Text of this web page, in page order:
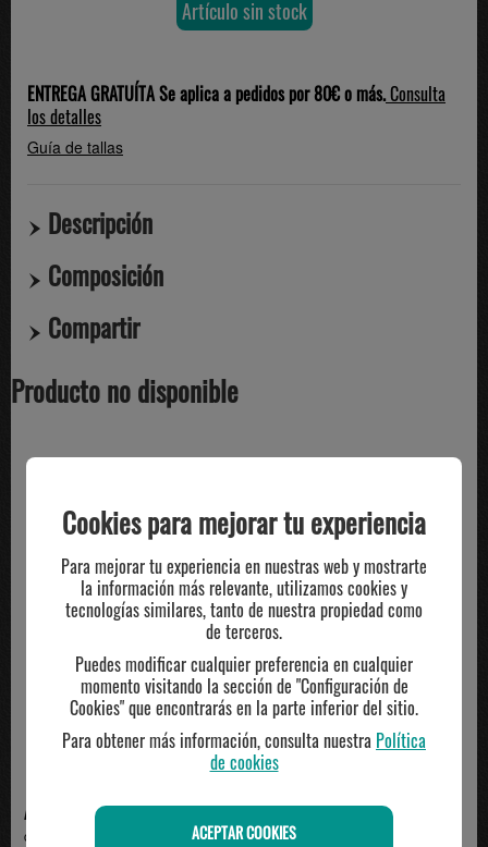
Artículo sin stock
ENTREGA GRATUÍTA Se aplica a pedidos por 80€ o más.Consulta
los detalles
Guía de tallas
Descripción
Composición
Compartir
Producto no disponible
ADIDAS
camiseta técnica hombre adidas,
ADIDAS
camiseta adidas manga corta
Cookies para mejorar tu experiencia
Para mejorar tu experiencia en nuestras web y mostrarte
la información más relevante, utilizamos cookies y
tecnologías similares, tanto de nuestra propiedad como
de terceros.
Puedes modificar cualquier preferencia en cualquier
momento visitando la sección de "Configuración de
Cookies" que encontrarás en la parte inferior del sitio.
Para obtener más información, consulta nuestra Política
de cookies
ACEPTAR COOKIES